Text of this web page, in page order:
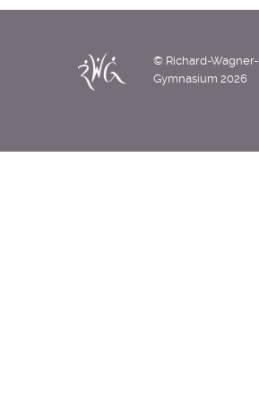
© Richard-Wagner-
Gymnasium 2026